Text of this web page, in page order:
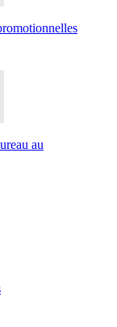
au